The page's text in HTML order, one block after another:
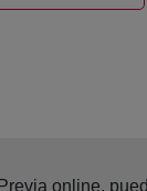
online,